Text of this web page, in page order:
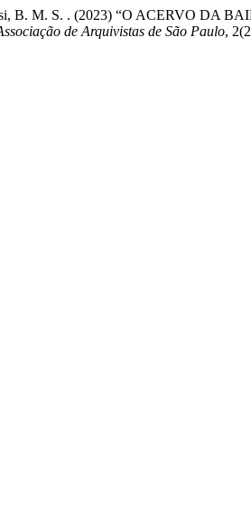
B. M. S. . (2023) “O ACERVO DA
de Arquivistas de São Paulo,